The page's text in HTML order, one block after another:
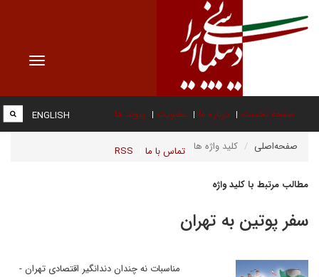
Toggle
صفحه نخست درباره ما عضویت پیوند ها
تماس با ما RSS
ENGLISH
صفحه‌اصلی کلید واژه ها
مطالب مرتبط با کلید واژه
سفر پوتین به تهران
مناسبات نه چندان دندانگیر اقتصادی تهران -